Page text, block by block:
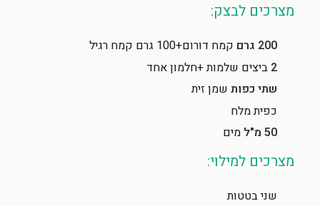
מצרכים לבצק:
200 גרם
קמח דורום+100 גרם קמח רגיל
2 ביצים שלמות +חלמון אחד
שתי כפות שמן זית
כפית מלח
50 מ"ל
מים
מצרכים למילוי:
שני בטטות